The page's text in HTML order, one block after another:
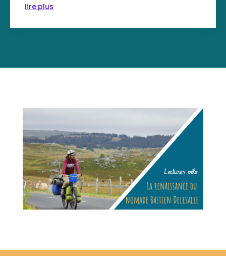
lire plus